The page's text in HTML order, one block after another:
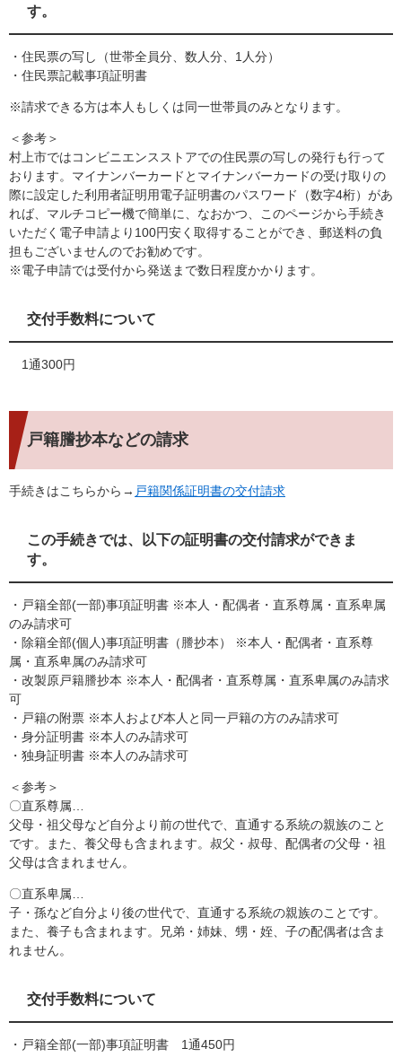
す。
・住民票の写し（世帯全員分、数人分、1人分）
・住民票記載事項証明書
※請求できる方は本人もしくは同一世帯員のみとなります。
＜参考＞
村上市ではコンビニエンスストアでの住民票の写しの発行も行って
おります。マイナンバーカードとマイナンバーカードの受け取りの
際に設定した利用者証明用電子証明書のパスワード（数字4桁）があ
れば、マルチコピー機で簡単に、なおかつ、このページから手続き
いただく電子申請より100円安く取得することができ、郵送料の負
担もございませんのでお勧めです。
※電子申請では受付から発送まで数日程度かかります。
交付手数料について
1通300円
戸籍謄抄本などの請求
手続きはこちらから→ 戸籍関係証明書の交付請求
この手続きでは、以下の証明書の交付請求ができま
す。
・戸籍全部(一部)事項証明書 ※本人・配偶者・直系尊属・直系卑属
のみ請求可
・除籍全部(個人)事項証明書（謄抄本） ※本人・配偶者・直系尊
属・直系卑属のみ請求可
・改製原戸籍謄抄本 ※本人・配偶者・直系尊属・直系卑属のみ請求
可
・戸籍の附票 ※本人および本人と同一戸籍の方のみ請求可
・身分証明書 ※本人のみ請求可
・独身証明書 ※本人のみ請求可
＜参考＞
〇直系尊属…
父母・祖父母など自分より前の世代で、直通する系統の親族のこと
です。また、養父母も含まれます。叔父・叔母、配偶者の父母・祖
父母は含まれません。
〇直系卑属…
子・孫など自分より後の世代で、直通する系統の親族のことです。
また、養子も含まれます。兄弟・姉妹、甥・姪、子の配偶者は含ま
れません。
交付手数料について
・戸籍全部(一部)事項証明書 1通450円